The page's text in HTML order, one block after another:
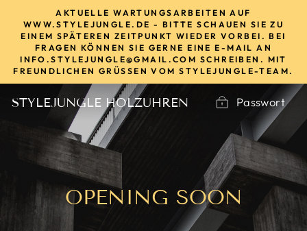
Inhalt
AKTUELLE WARTUNGSARBEITEN AUF
WWW.STYLEJUNGLE.DE - BITTE SCHAUEN SIE ZU
EINEM SPÄTEREN ZEITPUNKT WIEDER VORBEI. BEI
FRAGEN KÖNNEN SIE GERNE EINE E-MAIL AN
INFO.STYLEJUNGLE@GMAIL.COM SCHREIBEN. MIT
FREUNDLICHEN GRÜSSEN VOM STYLEJUNGLE-TEAM.
STYLEJUNGLE HOLZUHREN Passwort
OPENING SOON